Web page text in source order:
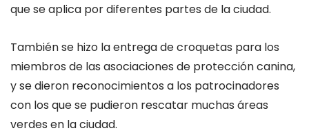
que se aplica por diferentes partes de la ciudad.
También se hizo la entrega de croquetas para los
miembros de las asociaciones de protección canina,
y se dieron reconocimientos a los patrocinadores
con los que se pudieron rescatar muchas áreas
verdes en la ciudad.